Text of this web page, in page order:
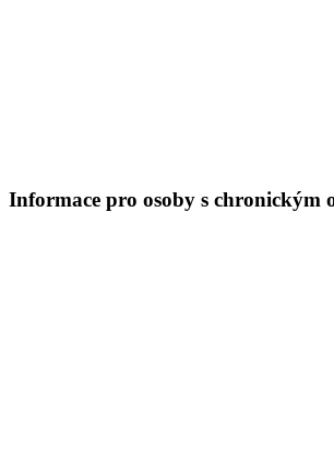
Informace pro osoby s chronickým